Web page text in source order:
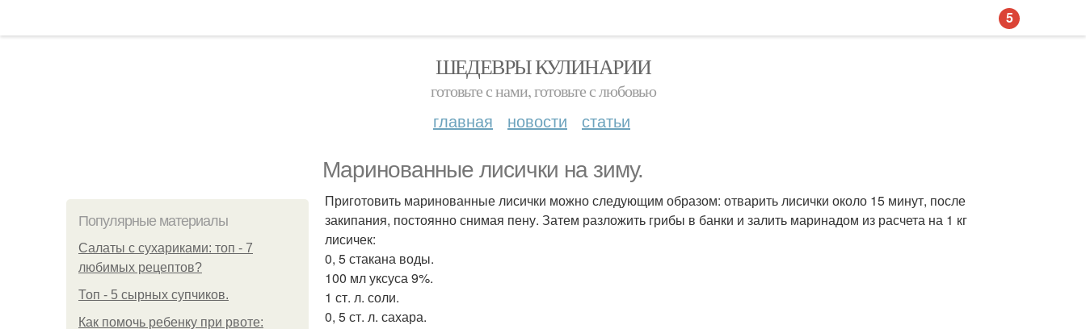
ШЕДЕВРЫ КУЛИНАРИИ
готовьте с нами, готовьте с любовью
главная новости статьи
Маринованные лисички на зиму.
Популярные материалы
Салаты с сухариками: топ - 7
любимых рецептов?
Топ - 5 сырных супчиков.
Как помочь ребенку при рвоте:
Приготовить маринованные лисички можно следующим образом: отварить лисички около 15 минут, после
закипания, постоянно снимая пену. Затем разложить грибы в банки и залить маринадом из расчета на 1 кг
лисичек:
0, 5 стакана воды.
100 мл уксуса 9%.
1 ст. л. соли.
0, 5 ст. л. сахара.
5